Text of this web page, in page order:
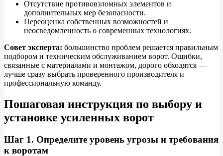
Отсутствие противовзломных элементов и
дополнительных мер безопасности.
Переоценка собственных возможностей и
неосведомленность о современных технологиях.
Совет эксперта: большинство проблем решается правильным
подбором и техническим обслуживанием ворот. Ошибки,
связанные с материалами и монтажом, дорого обходятся —
лучше сразу выбрать проверенного производителя и
профессиональную команду.
Пошаговая инструкция по выбору и
установке усиленных ворот
Шаг 1. Определите уровень угрозы и требования
к воротам